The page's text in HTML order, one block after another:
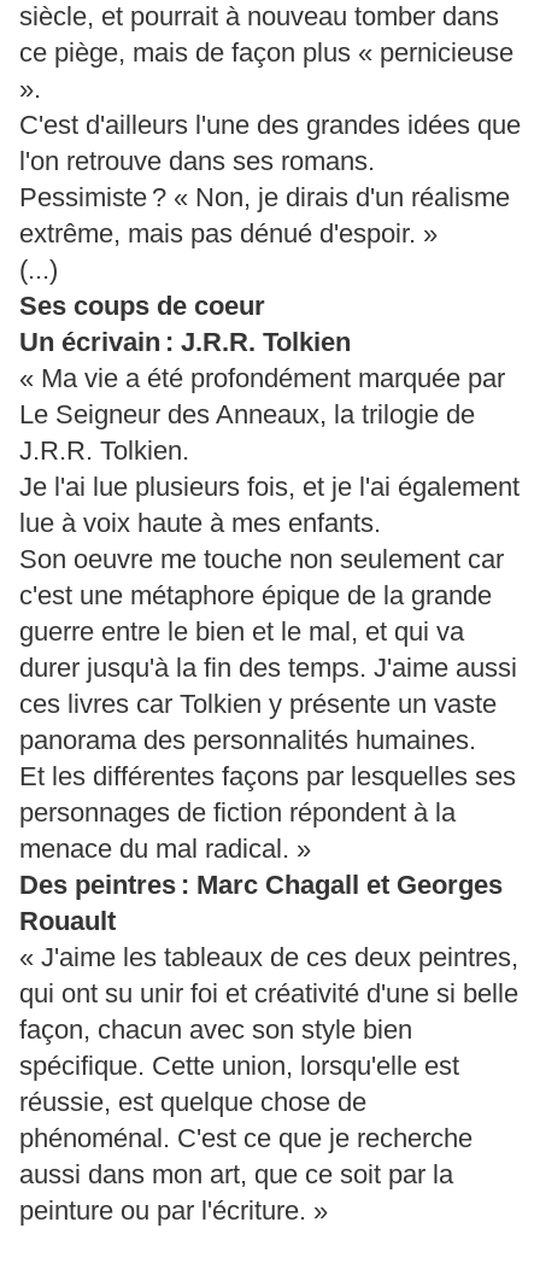
siècle, et pourrait à nouveau tomber dans
ce piège, mais de façon plus « pernicieuse
».
C'est d'ailleurs l'une des grandes idées que
l'on retrouve dans ses romans.
Pessimiste ? « Non, je dirais d'un réalisme
extrême, mais pas dénué d'espoir. »
(...)
Ses coups de coeur
Un écrivain : J.R.R. Tolkien
« Ma vie a été profondément marquée par
Le Seigneur des Anneaux, la trilogie de
J.R.R. Tolkien.
Je l'ai lue plusieurs fois, et je l'ai également
lue à voix haute à mes enfants.
Son oeuvre me touche non seulement car
c'est une métaphore épique de la grande
guerre entre le bien et le mal, et qui va
durer jusqu'à la fin des temps. J'aime aussi
ces livres car Tolkien y présente un vaste
panorama des personnalités humaines.
Et les différentes façons par lesquelles ses
personnages de fiction répondent à la
menace du mal radical. »
Des peintres : Marc Chagall et Georges
Rouault
« J'aime les tableaux de ces deux peintres,
qui ont su unir foi et créativité d'une si belle
façon, chacun avec son style bien
spécifique. Cette union, lorsqu'elle est
réussie, est quelque chose de
phénoménal. C'est ce que je recherche
aussi dans mon art, que ce soit par la
peinture ou par l'écriture. »